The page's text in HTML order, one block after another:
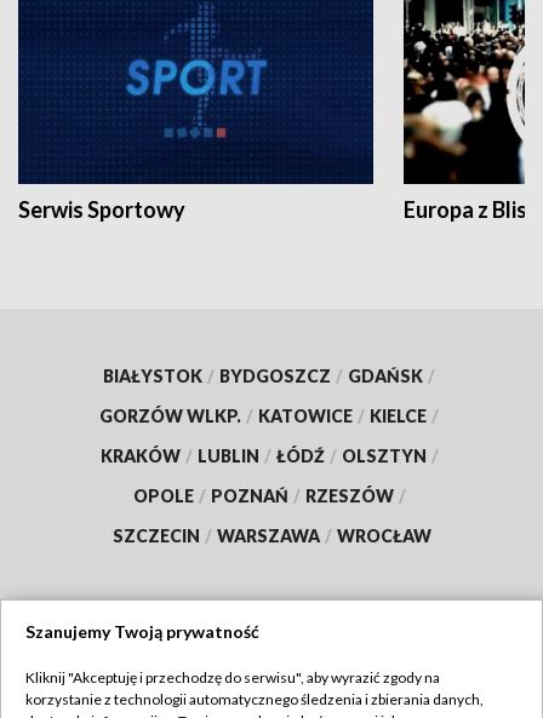
Serwis Sportowy Europa z
BIAŁYSTOK / BYDGOSZCZ / GDAŃSK /
GORZÓW WLKP. / KATOWICE / KIELCE /
KRAKÓW / LUBLIN / ŁÓDŹ / OLSZTYN /
OPOLE / POZNAŃ / RZESZÓW /
SZCZECIN / WARSZAWA / WROCŁAW
TVP
Szanujemy Twoją prywatność
Kliknij "Akceptuję i przechodzę do serwisu", aby wyrazić zgody na
korzystanie z technologii automatycznego śledzenia i zbierania danych,